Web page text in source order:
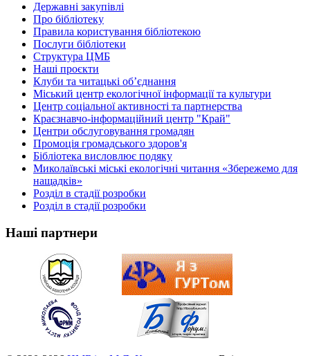
Державні закупівлі
Про бібліотеку
Правила користування бібліотекою
Послуги бібліотеки
Структура ЦМБ
Наші проєкти
Клуби та читацькі об’єднання
Міський центр екологічної інформації та культури
Центр соціальної активності та партнерства
Краєзнавчо-інформаційний центр "Край"
Центри обслуговування громадян
Промоція громадського здоров'я
Бібліотека висловлює подяку
Миколаївські міські екологічні читання «Збережемо для
нащадків»
Розділ в стадії розробки
Розділ в стадії розробки
Наші партнери